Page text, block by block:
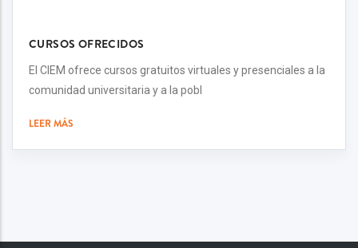
CURSOS OFRECIDOS
El CIEM ofrece cursos gratuitos virtuales y presenciales a la
comunidad universitaria y a la pobl
LEER MÁS